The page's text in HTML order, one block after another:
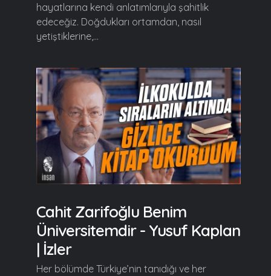
hayatlarına kendi anlatımlarıyla şahitlik
edeceğiz. Doğdukları ortamdan, nasıl
yetiştiklerine,...
Cahit Zarifoğlu Benim
Üniversitemdir - Yusuf Kaplan
| İzler
Her bölümde Türkiye’nin tanıdığı ve her